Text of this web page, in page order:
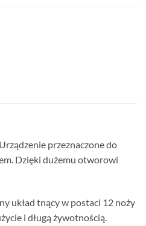
przeznaczone do
Dzięki dużemu otworowi
układ tnący w postaci 12 noży
i długą żywotnością.